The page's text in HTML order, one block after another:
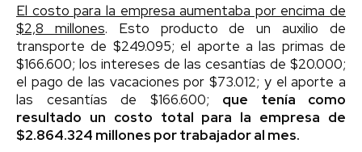
El costo para la empresa aumentaba por encima de
$2,8 millones. Esto producto de un auxilio de
transporte de $249.095; el aporte a las primas de
$166.600; los intereses de las cesantías de $20.000;
el pago de las vacaciones por $73.012; y el aporte a
las cesantías de $166.600; que tenía como
resultado un costo total para la empresa de
$2.864.324 millones por trabajador al mes.